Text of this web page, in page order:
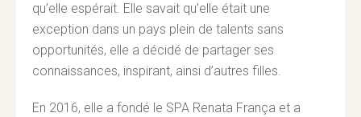
qu’elle espérait. Elle savait qu’elle était une
exception dans un pays plein de talents sans
opportunités, elle a décidé de partager ses
connaissances, inspirant, ainsi d’autres filles.
En 2016, elle a fondé le SPA Renata França et a